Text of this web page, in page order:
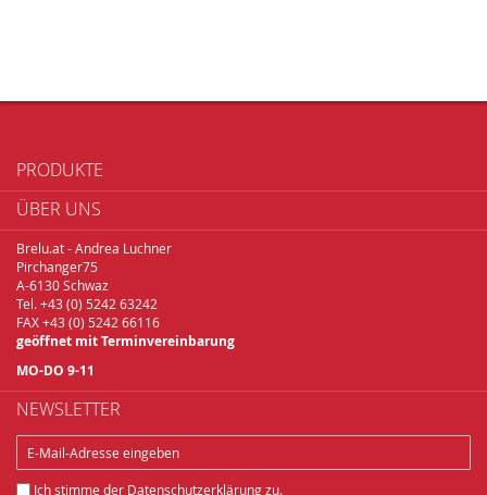
PRODUKTE
ÜBER UNS
Brelu.at - Andrea Luchner
Pirchanger75
A-6130 Schwaz
Tel. +43 (0) 5242 63242
FAX +43 (0) 5242 66116
geöffnet mit Terminvereinbarung
MO-DO 9-11
NEWSLETTER
Ich stimme der Datenschutzerklärungzu.